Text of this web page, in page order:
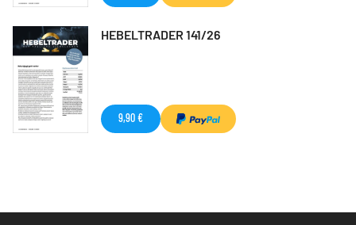
HEBELTRADER 141/26
9,90 €